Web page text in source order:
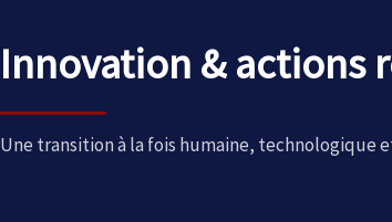
Innovation & actions
Une transition à la fois humaine, technologique